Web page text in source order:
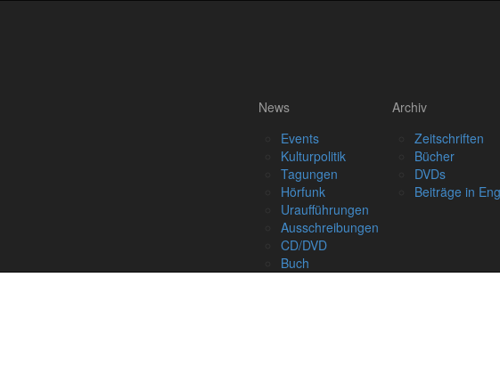
News
Events
Kulturpolitik
Tagungen
Hörfunk
Uraufführungen
Ausschreibungen
CD/DVD
Buch
Archiv
Zeitschriften
Bücher
DVDs
Beiträge in